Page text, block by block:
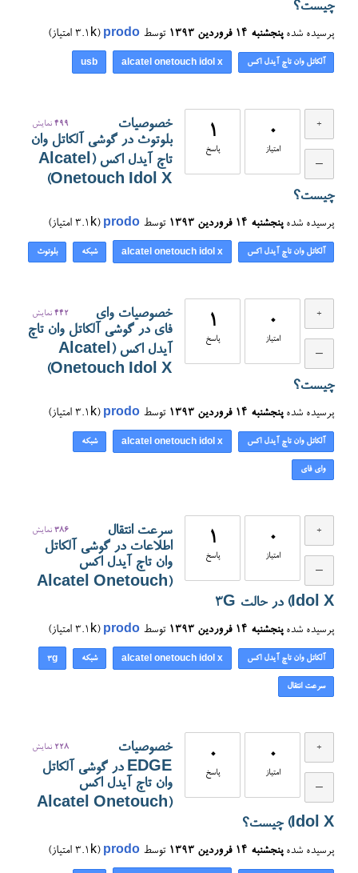
چیست؟
پرسیده شده پنجشنبه ۱۴ فروردین ۱۳۹۳ توسط prodo
(
3.1k امتیاز)
آلکاتل وان تاچ آیدل اکس alcatel onetouch idol x
usb
0
امتیاز
1
پاسخ
499 نمایش
خصوصیات
بلوتوث در گوشی آلکاتل وان
تاچ آیدل اکس (Alcatel
Onetouch Idol X)
چیست؟
پرسیده شده پنجشنبه ۱۴ فروردین ۱۳۹۳ توسط prodo
(
3.1k امتیاز)
آلکاتل وان تاچ آیدل اکس alcatel onetouch idol x شبکه بلوتوث
0
امتیاز
1
پاسخ
442 نمایش
خصوصیات وای
فای در گوشی آلکاتل وان تاچ
آیدل اکس (Alcatel
Onetouch Idol X)
چیست؟
پرسیده شده پنجشنبه ۱۴ فروردین ۱۳۹۳ توسط prodo
(
3.1k امتیاز)
آلکاتل وان تاچ آیدل اکس alcatel onetouch idol x شبکه
وای فای
0
امتیاز
1
پاسخ
386 نمایش
سرعت انتقال
اطلاعات در گوشی آلکاتل
وان تاچ آیدل اکس
(Alcatel Onetouch
Idol X) در حالت 3G
پرسیده شده پنجشنبه ۱۴ فروردین ۱۳۹۳ توسط prodo
(
3.1k امتیاز)
آلکاتل وان تاچ آیدل اکس alcatel onetouch idol x شبکه 3g
سرعت انتقال
0
امتیاز
0
پاسخ
228 نمایش
خصوصیات
EDGE در گوشی آلکاتل
وان تاچ آیدل اکس
(Alcatel Onetouch
Idol X) چیست؟
پرسیده شده پنجشنبه ۱۴ فروردین ۱۳۹۳ توسط prodo
(
3.1k امتیاز)